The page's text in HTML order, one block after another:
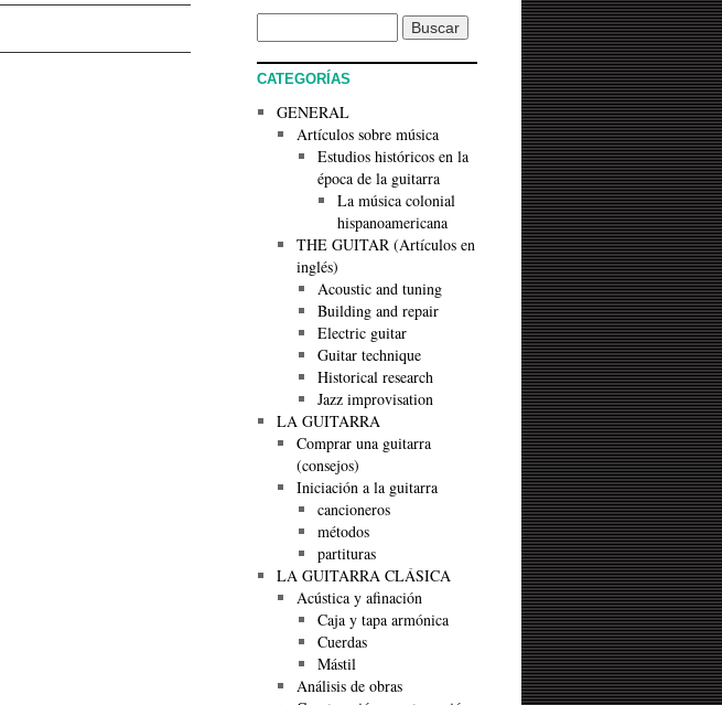
CATEGORÍAS
GENERAL
Artículos sobre música
Estudios históricos en la
época de la guitarra
La música colonial
hispanoamericana
THE GUITAR (Artículos en
inglés)
Acoustic and tuning
Building and repair
Electric guitar
Guitar technique
Historical research
Jazz improvisation
LA GUITARRA
Comprar una guitarra
(consejos)
Iniciación a la guitarra
cancioneros
métodos
partituras
LA GUITARRA CLÁSICA
Acústica y afinación
Caja y tapa armónica
Cuerdas
Mástil
Análisis de obras